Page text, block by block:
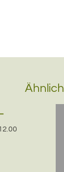
Ähnlich